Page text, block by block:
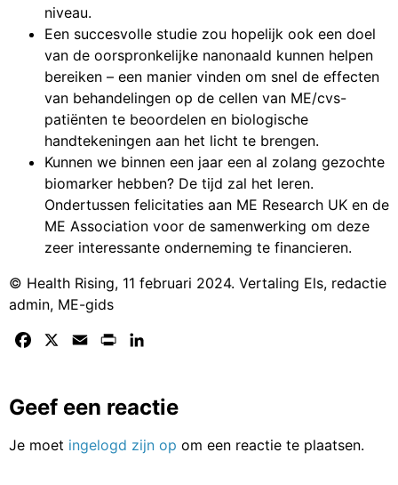
niveau.
Een succesvolle studie zou hopelijk ook een doel
van de oorspronkelijke nanonaald kunnen helpen
bereiken – een manier vinden om snel de effecten
van behandelingen op de cellen van ME/cvs-
patiënten te beoordelen en biologische
handtekeningen aan het licht te brengen.
Kunnen we binnen een jaar een al zolang gezochte
biomarker hebben? De tijd zal het leren.
Ondertussen felicitaties aan ME Research UK en de
ME Association voor de samenwerking om deze
zeer interessante onderneming te financieren.
© Health Rising, 11 februari 2024. Vertaling Els, redactie
admin, ME-gids
Facebook Email Print
Geef een reactie
Je moet ingelogd zijn op om een reactie te plaatsen.